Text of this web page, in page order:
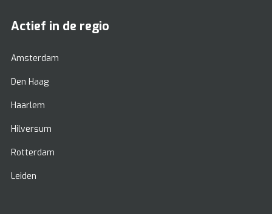
Actief in de regio
Amsterdam
Den Haag
Haarlem
Hilversum
Rotterdam
Leiden